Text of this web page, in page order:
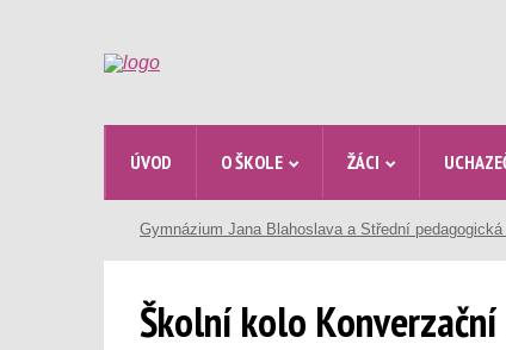
ÚVOD O ŠKOLE ŽÁCI
Gymnázium Jana Blahoslava a Střední
Školní kolo